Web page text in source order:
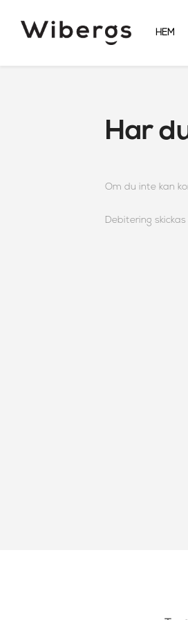
HEM
Har
Om du inte kan
Debitering